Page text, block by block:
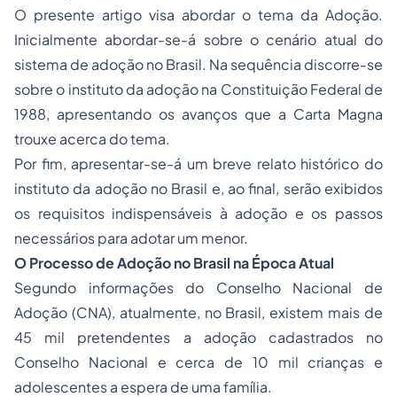
O presente artigo visa abordar o tema da Adoção.
Inicialmente abordar-se-á sobre o cenário atual do
sistema de adoção no Brasil. Na sequência discorre-se
sobre o instituto da adoção na Constituição Federal de
1988, apresentando os avanços que a Carta Magna
trouxe acerca do tema.
Por fim, apresentar-se-á um breve relato histórico do
instituto da adoção no Brasil e, ao final, serão exibidos
os requisitos indispensáveis à adoção e os passos
necessários para adotar um menor.
O Processo de Adoção no Brasil na Época Atual
Segundo informações do Conselho Nacional de
Adoção (CNA), atualmente, no Brasil, existem mais de
45 mil pretendentes a adoção cadastrados no
Conselho Nacional e cerca de 10 mil crianças e
adolescentes a espera de uma família.